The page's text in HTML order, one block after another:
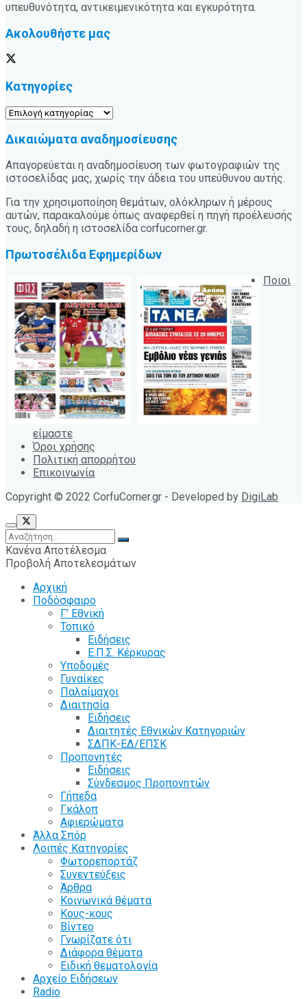
υπευθυνότητα, αντικειμενικότητα και εγκυρότητα.
Ακολουθήστε μας
Κατηγορίες
Κατηγορίες
Δικαιώματα αναδημοσίευσης
Απαγορεύεται η αναδημοσίευση των φωτογραφιών της
ιστοσελίδας μας, χωρίς την άδεια του υπεύθυνου αυτής.
Για την χρησιμοποίηση θεμάτων, ολόκληρων ή μέρους
αυτών, παρακαλούμε όπως αναφερθεί η πηγή προέλευσής
τους, δηλαδή η ιστοσελίδα corfucorner.gr.
Πρωτοσέλιδα Εφημερίδων
Ποιοι
είμαστε
Όροι χρήσης
Πολιτική απορρήτου
Επικοινωνία
Copyright © 2022 CorfuCorner.gr - Developed by DigiLab
Κανένα Αποτέλεσμα
Προβολή Αποτελεσμάτων
Αρχική
Ποδόσφαιρο
Γ’ Εθνική
Τοπικό
Ειδήσεις
Ε.Π.Σ. Κέρκυρας
Υποδομές
Γυναίκες
Παλαίμαχοι
Διαιτησία
Ειδήσεις
Διαιτητές Εθνικών Κατηγοριών
ΣΔΠΚ-ΕΔ/ΕΠΣΚ
Προπονητές
Ειδήσεις
Σύνδεσμος Προπονητών
Γήπεδα
Γκάλοπ
Αφιερώματα
Άλλα Σπόρ
Λοιπές Κατηγορίες
Φωτορεπορτάζ
Συνεντεύξεις
Άρθρα
Κοινωνικά θέματα
Κους-κους
Βίντεο
Γνωρίζατε ότι
Διάφορα θέματα
Ειδική θεματολογία
Αρχείο Ειδήσεων
Radio